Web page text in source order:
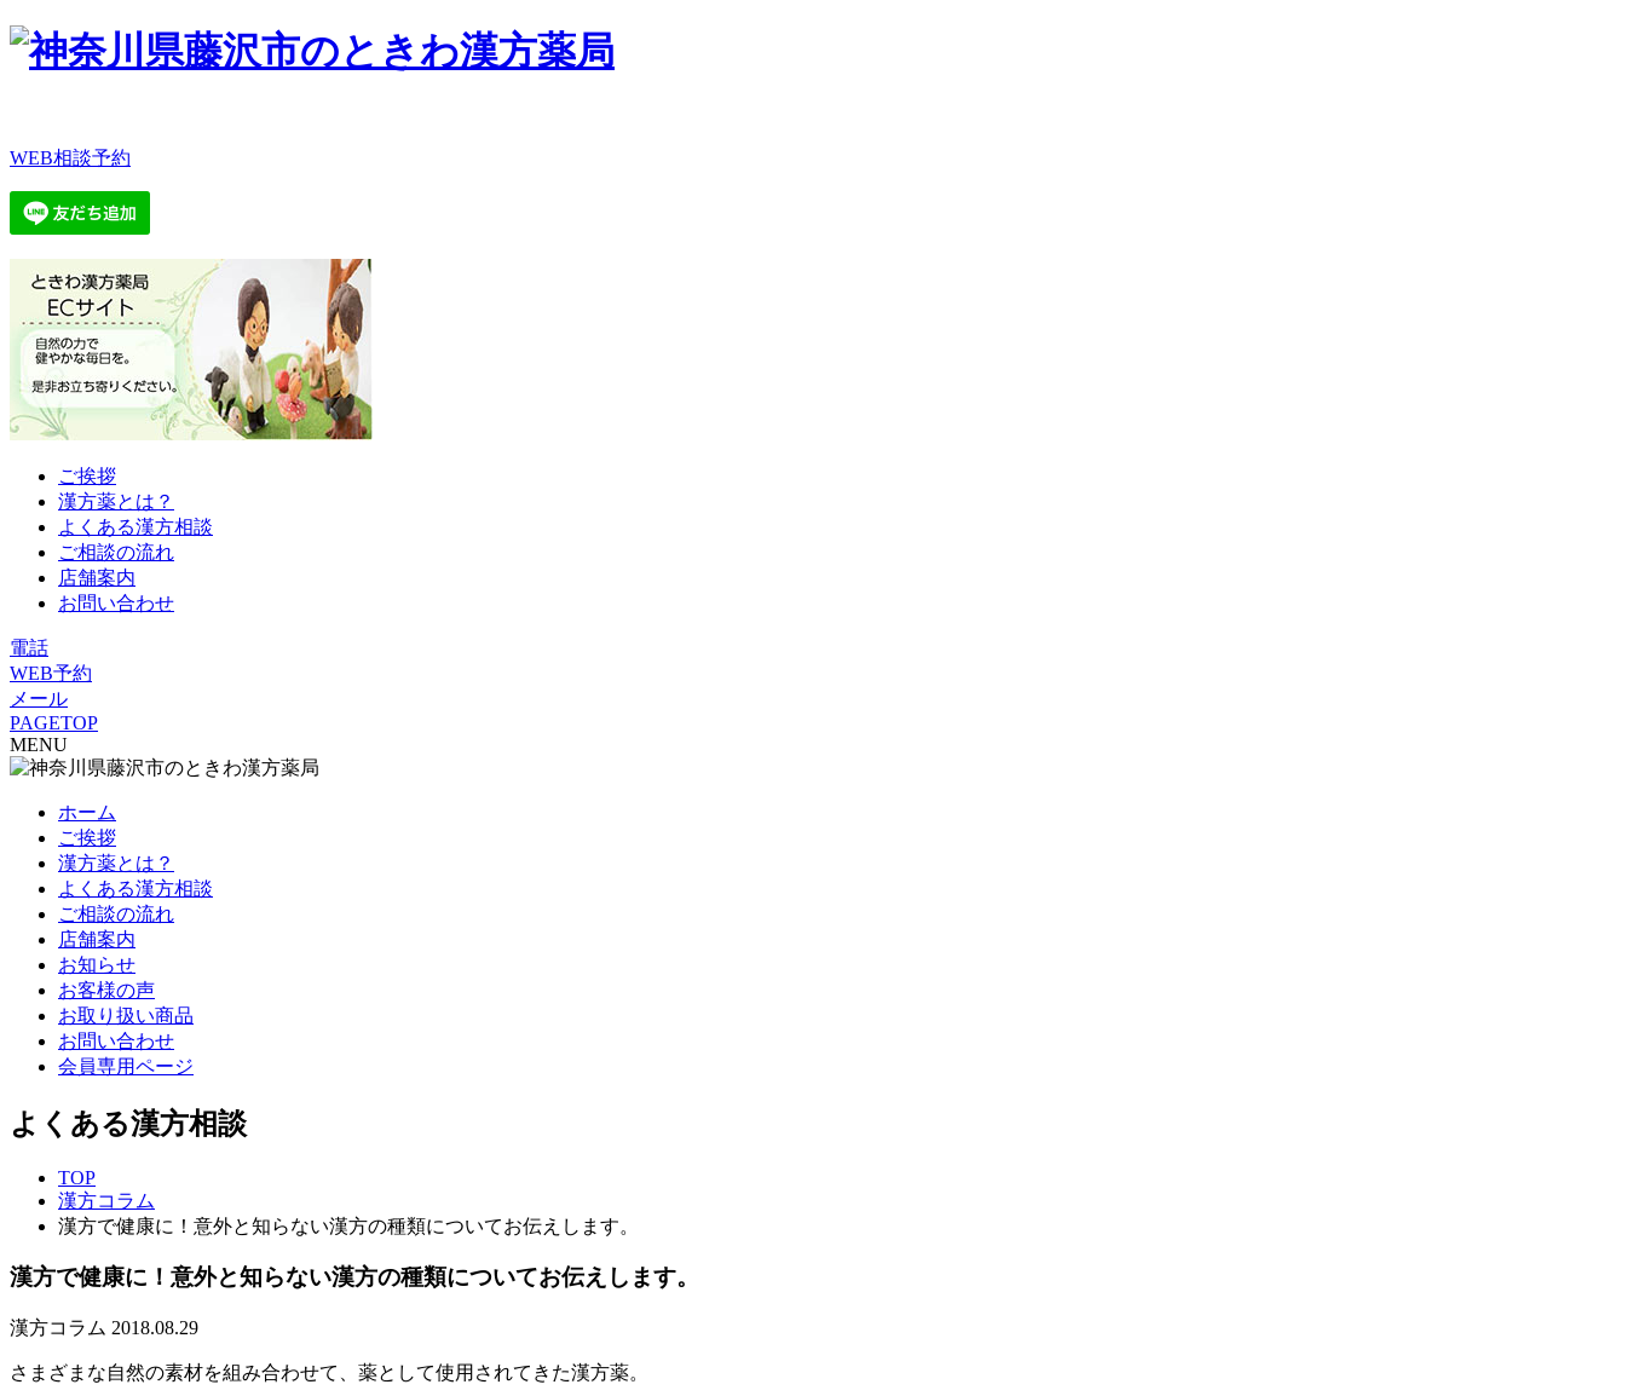
WEB相談予約
ご挨拶
漢方薬とは？
よくある漢方相談
ご相談の流れ
店舗案内
お問い合わせ
電話
WEB予約
メール
PAGETOP
MENU
ホーム
ご挨拶
漢方薬とは？
よくある漢方相談
ご相談の流れ
店舗案内
お知らせ
お客様の声
お取り扱い商品
お問い合わせ
会員専用ページ
よくある漢方相談
TOP
漢方コラム
漢方で健康に！意外と知らない漢方の種類についてお伝えします。
漢方で健康に！意外と知らない漢方の種類についてお伝えします。
漢方コラム 2018.08.29
さまざまな自然の素材を組み合わせて、薬として使用されてきた漢方薬。